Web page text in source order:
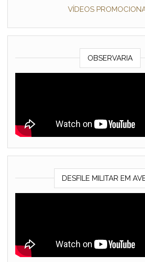
VÍDEOS
OBSERVARIA
DESFILE MILITAR EM